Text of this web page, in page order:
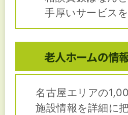
手厚いサービス
老人ホームの情
名古屋エリアの
施設情報を詳細に